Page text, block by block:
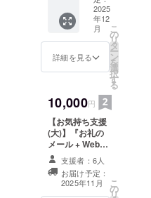
を遊ぶ
:Nanpo ×
連」（東
京）
2012 アート
ト「わくわ
くひまわ
り」（愛
知）
2013 ゼロダ
テ美術展
心者な
がらも
頑張っ
て作っ
た我が
楽アル
バム。
・数
量：1点
ン（プ
ルダウ
ン選
択）を
ご設定
2022
年）】
過去の
芸術祭
の作品
集を提
・かが
わ・山
なみ芸
術祭
2016 ・
かが
わ・山
なみ芸
術祭
2025
年12
月
詳細を見る
こ
の
リ
タ
ー
ン
を
選
択
す
る
10,000円
【お気持ち支援
(大)】『お礼の
メール + Webと
作品集にお名前
掲載』 芸術祭
ホームページと
作品集に支援者
支援者：6人
お届け予定：
2025年11月
こ
の
リ